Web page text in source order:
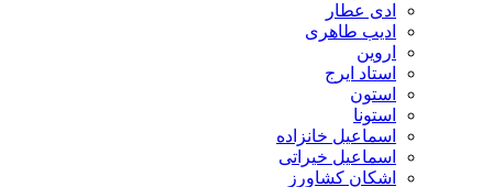
ادی عطار
ادیب طاهری
اروین
استاد ایرج
استون
استونا
اسماعیل خانزاده
اسماعیل خیراتی
اشکان کشاورز